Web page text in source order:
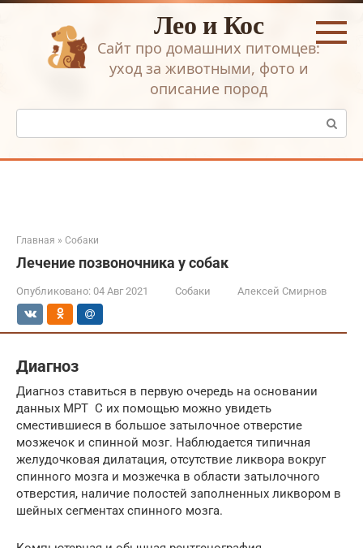
Перейти
Лео и Кос
Сайт про домашних питомцев:
уход за животными, фото и
описание пород
Поиск:
Главная » Собаки
Лечение позвоночника у собак
Опубликовано: 04 Авг 2021 Собаки Алексей Смирнов
Диагноз
Диагноз ставиться в первую очередь на основании
данных МРТ С их помощью можно увидеть
сместившиеся в большое затылочное отверстие
мозжечок и спинной мозг. Наблюдается типичная
желудочковая дилатация, отсутствие ликвора вокруг
спинного мозга и мозжечка в области затылочного
отверстия, наличие полостей заполненных ликвором в
шейных сегментах спинного мозга.